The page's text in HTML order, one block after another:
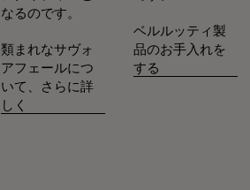
なるのです。
類まれなサヴォ
アフェールにつ
いて、さらに詳
しく
ベルルッティ製
品のお手入れを
する